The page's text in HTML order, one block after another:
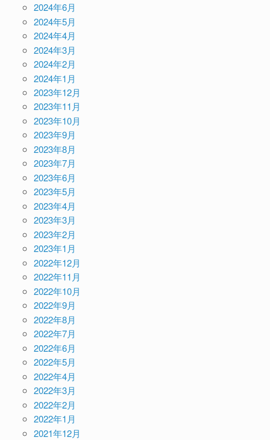
2024年6月
2024年5月
2024年4月
2024年3月
2024年2月
2024年1月
2023年12月
2023年11月
2023年10月
2023年9月
2023年8月
2023年7月
2023年6月
2023年5月
2023年4月
2023年3月
2023年2月
2023年1月
2022年12月
2022年11月
2022年10月
2022年9月
2022年8月
2022年7月
2022年6月
2022年5月
2022年4月
2022年3月
2022年2月
2022年1月
2021年12月